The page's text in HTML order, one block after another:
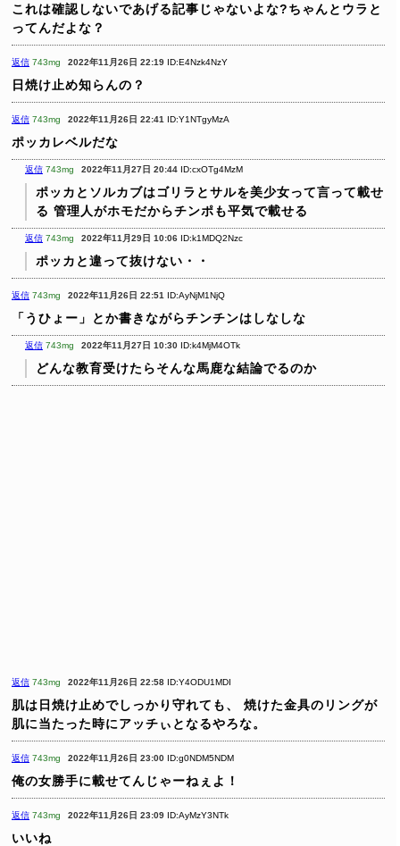
これは確認しないであげる記事じゃないよな?ちゃんとウラと
ってんだよな？
返信 743mg 2022年11月26日 22:19 ID:E4Nzk4NzY
日焼け止め知らんの？
返信 743mg 2022年11月26日 22:41 ID:Y1NTgyMzA
ポッカレベルだな
返信 743mg 2022年11月27日 20:44 ID:cxOTg4MzM
ポッカとソルカブはゴリラとサルを美少女って言って載せ
る 管理人がホモだからチンポも平気で載せる
返信 743mg 2022年11月29日 10:06 ID:k1MDQ2Nzc
ポッカと違って抜けない・・
返信 743mg 2022年11月26日 22:51 ID:AyNjM1NjQ
「うひょー」とか書きながらチンチンはしなしな
返信 743mg 2022年11月27日 10:30 ID:k4MjM4OTk
どんな教育受けたらそんな馬鹿な結論でるのか
返信 743mg 2022年11月26日 22:58 ID:Y4ODU1MDI
肌は日焼け止めでしっかり守れても、
焼けた金具のリングが
肌に当たった時にアッチぃとなるやろな。
返信 743mg 2022年11月26日 23:00 ID:g0NDM5NDM
俺の女勝手に載せてんじゃーねぇよ！
返信 743mg 2022年11月26日 23:09 ID:AyMzY3NTk
いいね